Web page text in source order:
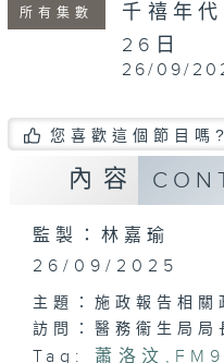
所有集數
千禧年
26日
26/09/
您喜歡這個節目嗎?
內容
監製：林嘉瑜
26/09/2025
主題：施政報告相關
訪問：醫務衞生局局
Tag: 蕭洛汶 ,